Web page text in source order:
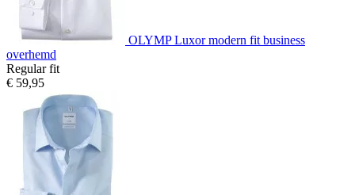
OLYMP Luxor modern fit business
overhemd
Regular fit
€ 59,95